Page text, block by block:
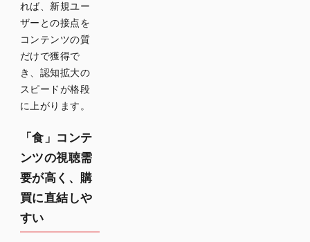
字幕・
テロッ
プで商
品情報
を補足
する
素材の
を前提
とした
撮影・
編集設
計
食品業
れば、新規ユー
ザーとの接点を
コンテンツの質
だけで獲得で
き、認知拡大の
スピードが格段
に上がります。
「食」コンテ
ンツの視聴需
要が高く、購
買に直結しや
すい